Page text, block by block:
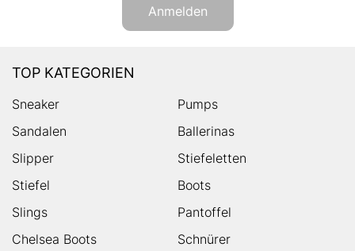
Anmelden
TOP KATEGORIEN
Sneaker
Pumps
Sandalen
Ballerinas
Slipper
Stiefeletten
Stiefel
Boots
Slings
Pantoffel
Chelsea Boots
Schnürer